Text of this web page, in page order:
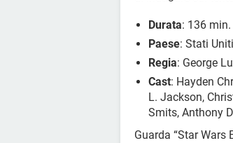
Durata: 136 min.
Paese: Stati
Regia: George
Cast: Hayden
L. Jackson,
Smits, Anthony
Guarda “Star Wars